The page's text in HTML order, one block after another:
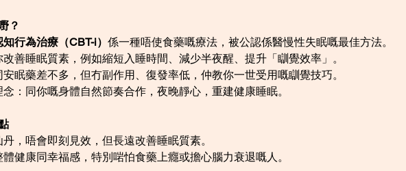
？
行為治療（CBT-i） 係一種唔使食藥嘅療法，被公認係醫慢性失眠嘅最佳方法。
改善睡眠質素，例如縮短入睡時間、減少半夜醒、提升「瞓覺效率」。
安眠藥差不多，但冇副作用、復發率低，仲教你一世受用嘅瞓覺技巧。
念：同你嘅身體自然節奏合作，夜晚靜心，重建健康睡眠。
，唔會即刻見效，但長遠改善睡眠質素。
體健康同幸福感，特別啱怕食藥上癮或擔心腦力衰退嘅人。